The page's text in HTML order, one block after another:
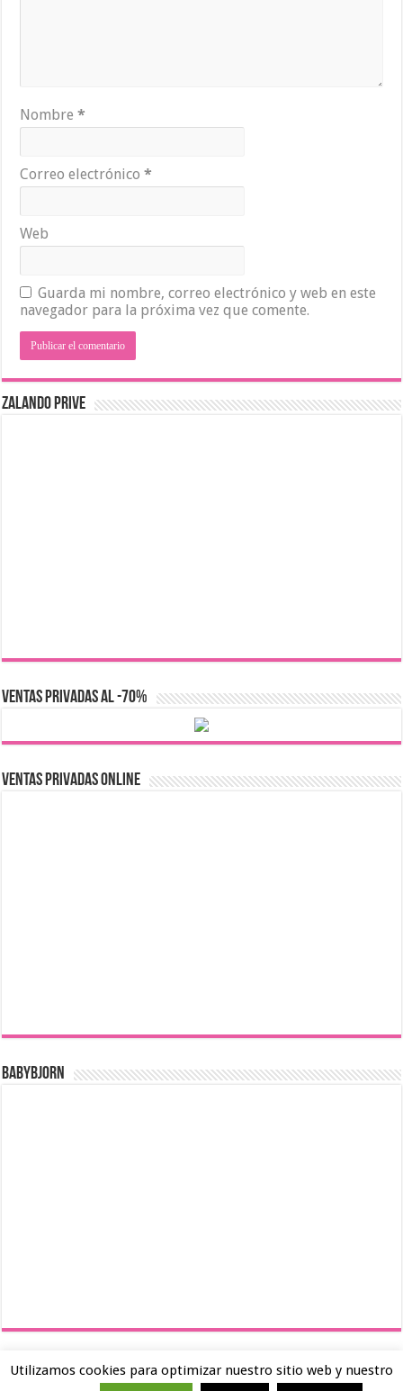
Nombre*
Correo electrónico*
Web
Guarda mi nombre, correo electrónico y web en este
navegador para la próxima vez que comente.
ZALANDO PRIVE
VENTAS PRIVADAS AL -70%
Ventas Privadas Online
BABYBJORN
Utilizamos cookies para optimizar nuestro sitio web y nuestro